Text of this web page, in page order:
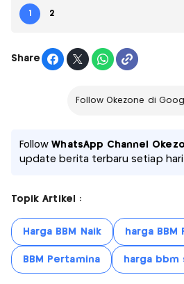
1 2
Share
Follow Okezone di
FollowWhatsApp Channel
update berita terbaru setiap hari
Topik Artikel :
Harga BBM Naik harga BBM
BBM Pertamina harga bbm